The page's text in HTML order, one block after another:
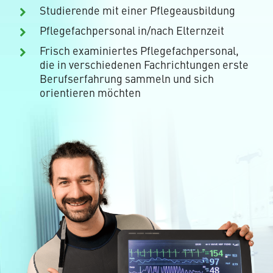
Studierende mit einer Pflegeausbildung
Pflegefachpersonal in/nach Elternzeit
Frisch examiniertes Pflegefachpersonal,
die in verschiedenen Fachrichtungen erste
Berufserfahrung sammeln und sich
orientieren möchten